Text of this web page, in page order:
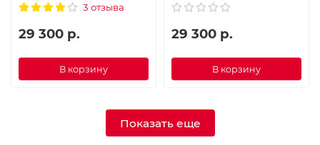
3 отзыва
29 300 р.
В корзину
29 300 р.
В корзину
Показать еще